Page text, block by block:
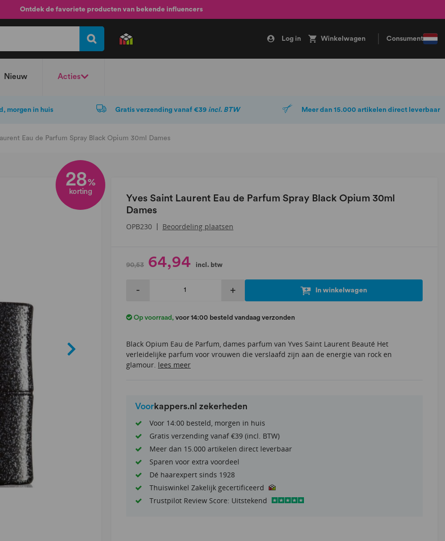
Ontdek de favoriete producten van bekende influencers
Log in Winkelwagen Consument
Nieuw Acties
morgen in huis Gratis verzending vanaf €39 incl. BTW Meer dan 15.000 artikelen direct leverbaar
Eau de Parfum Spray Black Opium 30ml Dames
Yves Saint Laurent Eau de Parfum Spray Black Opium 30ml
Dames
OPB230 Beoordeling plaatsen
Op voorraad , voor 14:00 besteld vandaag verzonden
64,94
90,53 incl. btw
- + In winkelwagen
Black Opium Eau de Parfum, dames parfum van Yves Saint Laurent Beauté Het
verleidelijke parfum voor vrouwen die verslaafd zijn aan de energie van rock en
glamour. lees meer
Voorkappers.nl zekerheden
Voor 14:00 besteld, morgen in huis
Gratis verzending vanaf €39 (incl. BTW)
Meer dan 15.000 artikelen direct leverbaar
Sparen voor extra voordeel
Dé haarexpert sinds 1928
Thuiswinkel Zakelijk gecertificeerd
Trustpilot Review Score: Uitstekend
28%
korting